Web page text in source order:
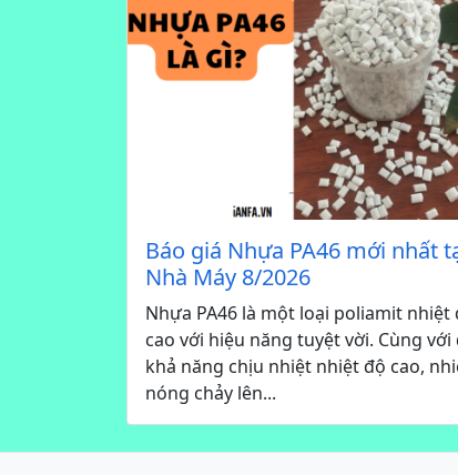
Báo giá Nhựa PA46 mới nhất
Nhà Máy 8/2026
Nhựa PA46 là một loại poliamit nhiệt
cao với hiệu năng tuyệt vời. Cùng với
khả năng chịu nhiệt nhiệt độ cao,
nóng chảy lên...